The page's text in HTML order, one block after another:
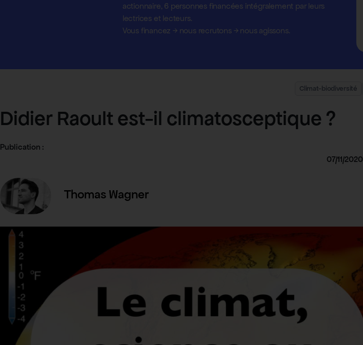
actionnaire, 6 personnes financées intégralement par leurs
lectrices et lecteurs.
Vous financez →nous recrutons →nous agissons.
Climat-biodiversité
Didier Raoult est-il climatosceptique ?
Publication :
07/11/2020
Thomas Wagner